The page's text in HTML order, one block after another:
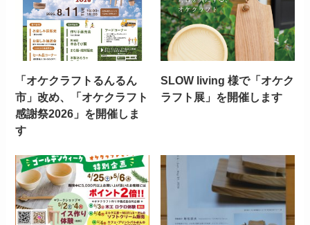
「オケクラフトるんるん
市」改め、「オケクラフト
感謝祭2026」を開催しま
す
SLOW living 様で「オケク
ラフト展」を開催します